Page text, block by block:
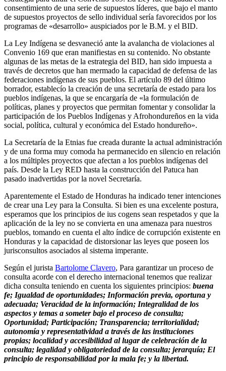
consentimiento de una serie de supuestos líderes, que bajo el manto
de supuestos proyectos de sello individual sería favorecidos por los
programas de «desarrollo» auspiciados por le B.M. y el BID.
La Ley Indígena se desvaneció ante la avalancha de violaciones al
Convenio 169 que eran manifiestas en su contenido. No obstante
algunas de las metas de la estrategia del BID, han sido impuesta a
través de decretos que han mermado la capacidad de defensa de las
federaciones indígenas de sus pueblos. El artículo 89 del último
borrador, establecío la creación de una secretaría de estado para los
pueblos indígenas, la que se encargaría de «la formulación de
políticas, planes y proyectos que permitan fomentar y consolidar la
participación de los Pueblos Indígenas y Afrohondureños en la vida
social, política, cultural y económica del Estado hondureño».
La Secretaría de la Etnias fue creada durante la actual administración
y de una forma muy comoda ha permanecido en silencio en relación
a los múltiples proyectos que afectan a los pueblos indígenas del
país. Desde la Ley RED hasta la construcción del Patuca han
pasado inadvertidas por la novel Secretaría.
Aparentemente el Estado de Honduras ha indicado tener intenciones
de crear una Ley para la Consulta. Si bien es una excelente postura,
esperamos que los principios de ius cogens sean respetados y que la
aplicación de la ley no se convierta en una amenaza para nuestros
pueblos, tomando en cuenta el alto índice de corrupción existente en
Honduras y la capacidad de distorsionar las leyes que poseen los
jurisconsultos asociados al sistema imperante.
Según el jurista Bartolome Clavero, Para garantizar un proceso de
consulta acorde con el derecho internacional tenemos que realizar
dicha consulta teniendo en cuenta los siguientes principios: buena
fe; Igualdad de oportunidades; Información previa, oportuna y
adecuada; Veracidad de la información; Integralidad de los
aspectos y temas a someter bajo el proceso de consulta;
Oportunidad; Participación; Transparencia; territorialidad;
autonomía y representatividad a través de las instituciones
propias; localidad y accesibilidad al lugar de celebración de la
consulta; legalidad y obligatoriedad de la consulta; jerarquía; El
principio de responsabilidad por la mala fe; y la libertad.